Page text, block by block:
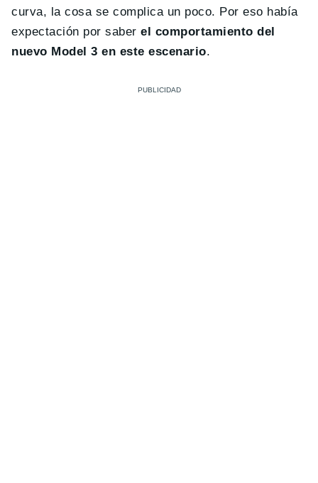
curva, la cosa se complica un poco. Por eso había
expectación por saberel comportamiento del
nuevo Model 3 en este escenario.